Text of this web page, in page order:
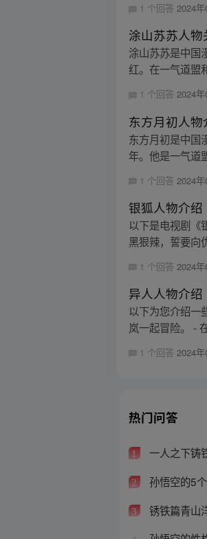
1 个回答2024
涂山苏苏人物
涂山苏苏是中国
红。在一气道盟
1 个回答2024
东方月初人物
东方月初是中国
年。他是一气道
1 个回答 2024
银狐人物介绍
以下是电视剧《
黑狠辣，誓要向
1 个回答 2024
异人人物介绍
以下为您介绍一
岚一起冒险。 -
1 个回答2024
热门问答
1 一人之下铸
2 孙悟空的5
3 锈铁篇青山